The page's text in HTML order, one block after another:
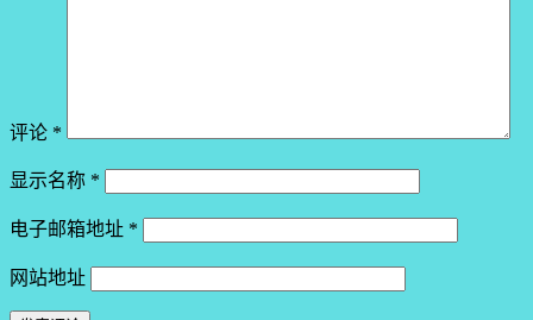
评论 *
显示名称 *
电子邮箱地址 *
网站地址